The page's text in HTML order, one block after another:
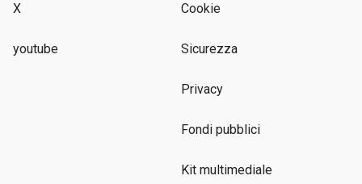
X
youtube
Cookie
Sicurezza
Privacy
Fondi pubblici
Kit multimediale